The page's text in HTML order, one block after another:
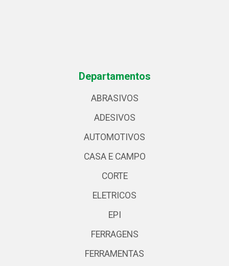
Departamentos
ABRASIVOS
ADESIVOS
AUTOMOTIVOS
CASA E CAMPO
CORTE
ELETRICOS
EPI
FERRAGENS
FERRAMENTAS